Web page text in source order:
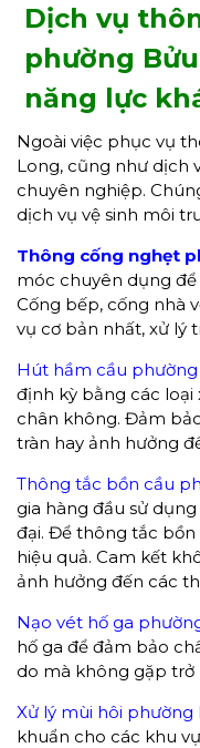
Dịch vụ
phường
năng lực
Ngoài việc phục vụ
Long, cũng như dịch
chuyên nghiệp.
dịch vụ vệ sinh môi
Thông cống nghẹt
móc chuyên dụng
Cống bếp, cống nhà
vụ cơ bản nhất, xử lý
Hút hầm cầu
định kỳ bằng các
chân không. Đảm
tràn hay ảnh hưởng
Thông tắc bồn cầu
gia hàng đầu sử
đại. Để thông tắc
hiệu quả. Cam kết
ảnh hưởng đến các
Nạo vét hố ga
hố ga để đảm bảo
do mà không gặp trở
Xử lý mùi hôi phường
khuẩn cho các khu